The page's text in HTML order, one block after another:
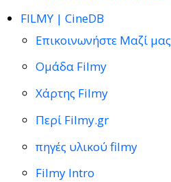
FILMY | CineDB
Επικοινωνήστε Μαζί μας
Ομάδα Filmy
Χάρτης Filmy
Περί Filmy.gr
πηγές υλικού filmy
Filmy Intro